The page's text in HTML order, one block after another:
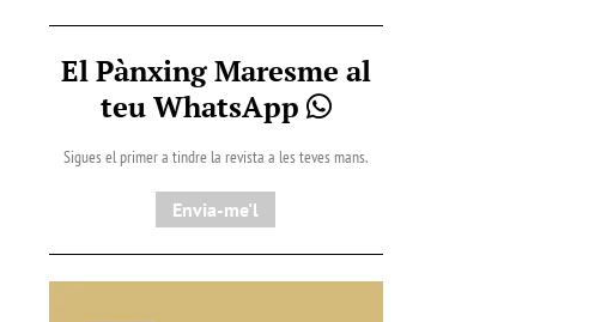
El Pànxing Maresme al
teu WhatsApp
Sigues el primer a tindre la revista a les teves mans.
Envia-me'l